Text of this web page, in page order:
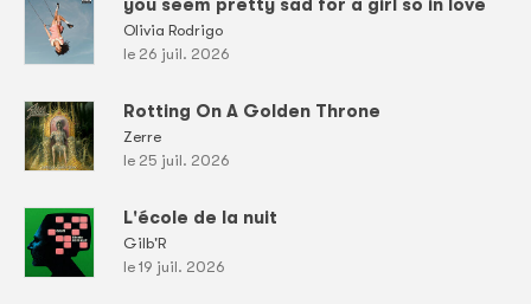
you seem pretty sad for a girl so in love
Olivia Rodrigo
le 26 juil. 2026
Rotting On A Golden Throne
Zerre
le 25 juil. 2026
L'école de la nuit
Gilb'R
le 19 juil. 2026